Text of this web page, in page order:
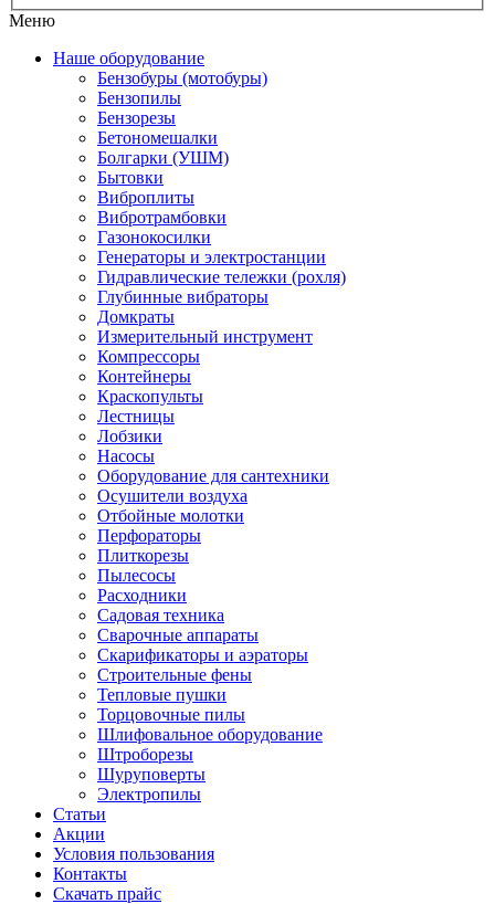
Меню
Наше оборудование
Бензобуры (мотобуры)
Бензопилы
Бензорезы
Бетономешалки
Болгарки (УШМ)
Бытовки
Виброплиты
Вибротрамбовки
Газонокосилки
Генераторы и электростанции
Гидравлические тележки (рохля)
Глубинные вибраторы
Домкраты
Измерительный инструмент
Компрессоры
Контейнеры
Краскопульты
Лестницы
Лобзики
Насосы
Оборудование для сантехники
Осушители воздуха
Отбойные молотки
Перфораторы
Плиткорезы
Пылесосы
Расходники
Садовая техника
Сварочные аппараты
Скарификаторы и аэраторы
Строительные фены
Тепловые пушки
Торцовочные пилы
Шлифовальное оборудование
Штроборезы
Шуруповерты
Электропилы
Статьи
Акции
Условия пользования
Контакты
Скачать прайс